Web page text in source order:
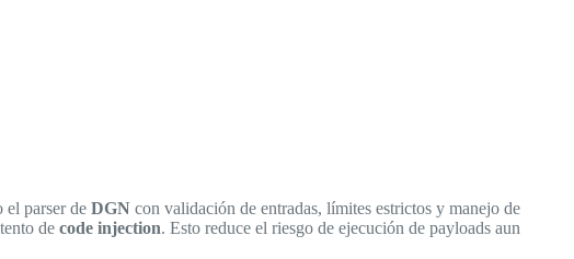
el parser de DGN con validación de entradas, límites estrictos y manejo de
de code injection. Esto reduce el riesgo de ejecución de payloads aun